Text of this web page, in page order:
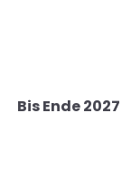
Bis Ende 2027